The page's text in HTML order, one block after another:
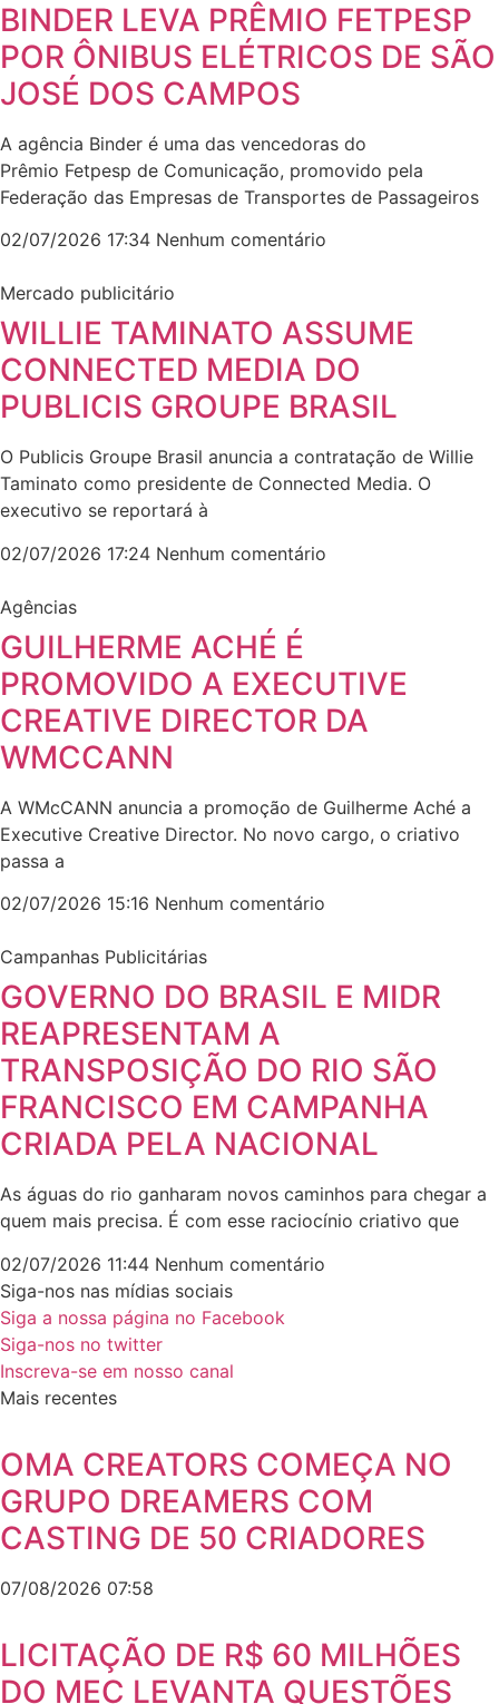
BINDER LEVA PRÊMIO FETPESP
POR ÔNIBUS ELÉTRICOS DE SÃO
JOSÉ DOS CAMPOS
A agência Binder é uma das vencedoras do
Prêmio Fetpesp de Comunicação, promovido pela
Federação das Empresas de Transportes de Passageiros
02/07/2026 17:34 Nenhum comentário
Mercado publicitário
WILLIE TAMINATO ASSUME
CONNECTED MEDIA DO
PUBLICIS GROUPE BRASIL
O Publicis Groupe Brasil anuncia a contratação de Willie
Taminato como presidente de Connected Media. O
executivo se reportará à
02/07/2026 17:24 Nenhum comentário
Agências
GUILHERME ACHÉ É
PROMOVIDO A EXECUTIVE
CREATIVE DIRECTOR DA
WMCCANN
A WMcCANN anuncia a promoção de Guilherme Aché a
Executive Creative Director. No novo cargo, o criativo
passa a
02/07/2026 15:16 Nenhum comentário
Campanhas Publicitárias
GOVERNO DO BRASIL E MIDR
REAPRESENTAM A
TRANSPOSIÇÃO DO RIO SÃO
FRANCISCO EM CAMPANHA
CRIADA PELA NACIONAL
As águas do rio ganharam novos caminhos para chegar a
quem mais precisa. É com esse raciocínio criativo que
02/07/2026 11:44 Nenhum comentário
Siga-nos nas mídias sociais
Siga a nossa página no Facebook
Siga-nos no twitter
Inscreva-se em nosso canal
Mais recentes
OMA CREATORS COMEÇA NO
GRUPO DREAMERS COM
CASTING DE 50 CRIADORES
07/08/2026 07:58
LICITAÇÃO DE R$ 60 MILHÕES
DO MEC LEVANTA QUESTÕES